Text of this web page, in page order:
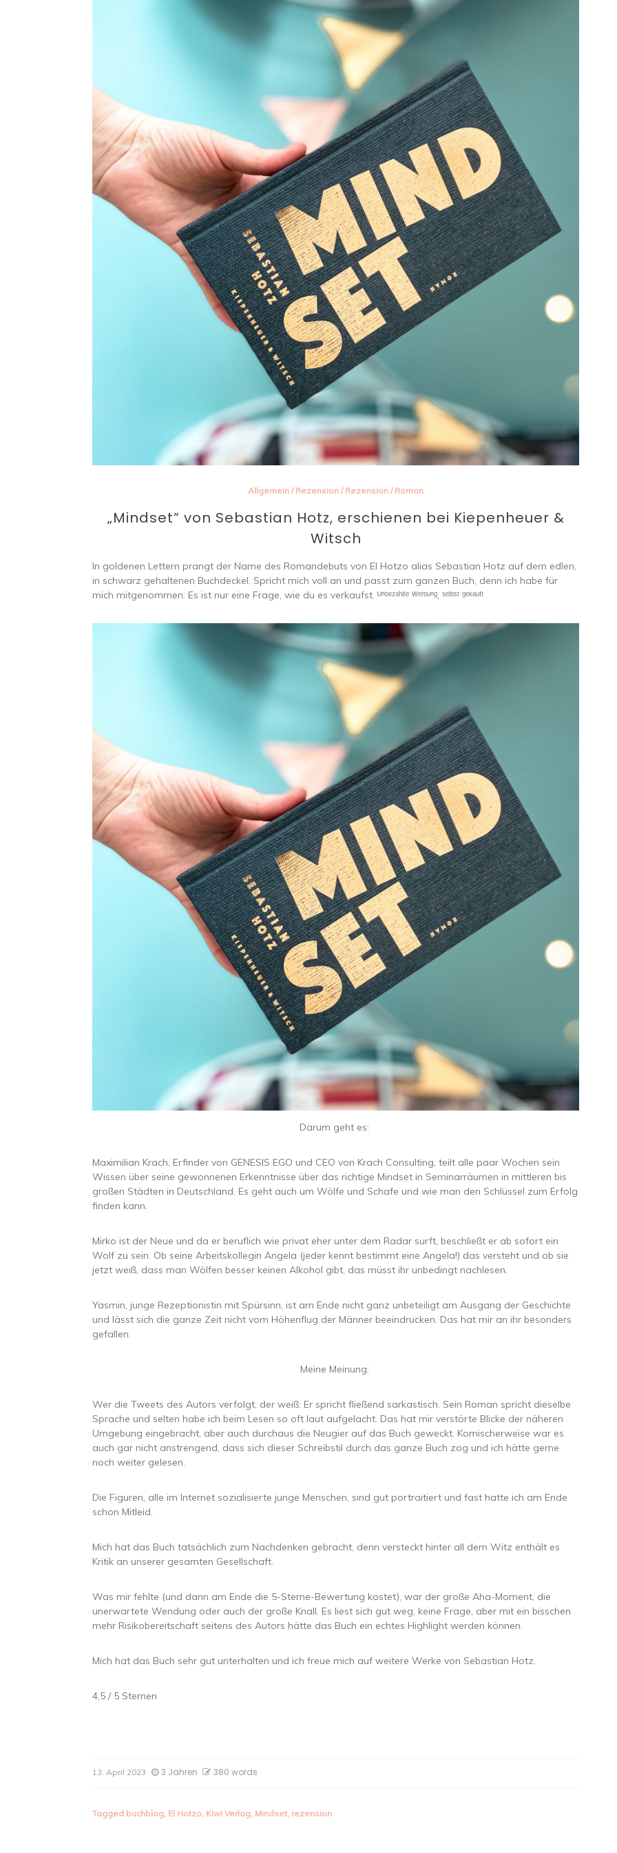
Allgemein / Rezension / Rezension / Roman
„Mindset“ von Sebastian Hotz, erschienen bei Kiepenheuer &
Witsch
In goldenen Lettern prangt der Name des Romandebuts von El Hotzo alias Sebastian Hotz auf dem edlen,
in schwarz gehaltenen Buchdeckel. Spricht mich voll an und passt zum ganzen Buch, denn ich habe für
mich mitgenommen: Es ist nur eine Frage, wie du es verkaufst. ᵁⁿᵇᵉᶻᵃʰˡᵗᵉ ᵂᵉʳᵇᵘⁿᵍ, ˢᵉˡᵇˢᵗ ᵍᵉᵏᵃᵘᶠᵗ
Darum geht es:
Maximilian Krach, Erfinder von GENESIS EGO und CEO von Krach Consulting, teilt alle paar Wochen sein
Wissen über seine gewonnenen Erkenntnisse über das richtige Mindset in Seminarräumen in mittleren bis
großen Städten in Deutschland. Es geht auch um Wölfe und Schafe und wie man den Schlüssel zum Erfolg
finden kann.
Mirko ist der Neue und da er beruflich wie privat eher unter dem Radar surft, beschließt er ab sofort ein
Wolf zu sein. Ob seine Arbeitskollegin Angela (jeder kennt bestimmt eine Angela!) das versteht und ob sie
jetzt weiß, dass man Wölfen besser keinen Alkohol gibt, das müsst ihr unbedingt nachlesen.
Yasmin, junge Rezeptionistin mit Spürsinn, ist am Ende nicht ganz unbeteiligt am Ausgang der Geschichte
und lässt sich die ganze Zeit nicht vom Höhenflug der Männer beeindrucken. Das hat mir an ihr besonders
gefallen.
Meine Meinung:
Wer die Tweets des Autors verfolgt, der weiß: Er spricht fließend sarkastisch. Sein Roman spricht dieselbe
Sprache und selten habe ich beim Lesen so oft laut aufgelacht. Das hat mir verstörte Blicke der näheren
Umgebung eingebracht, aber auch durchaus die Neugier auf das Buch geweckt. Komischerweise war es
auch gar nicht anstrengend, dass sich dieser Schreibstil durch das ganze Buch zog und ich hätte gerne
noch weiter gelesen.
Die Figuren, alle im Internet sozialisierte junge Menschen, sind gut portraitiert und fast hatte ich am Ende
schon Mitleid.
Mich hat das Buch tatsächlich zum Nachdenken gebracht, denn versteckt hinter all dem Witz enthält es
Kritik an unserer gesamten Gesellschaft.
Was mir fehlte (und dann am Ende die 5-Sterne-Bewertung kostet), war der große Aha-Moment, die
unerwartete Wendung oder auch der große Knall. Es liest sich gut weg, keine Frage, aber mit ein bisschen
mehr Risikobereitschaft seitens des Autors hätte das Buch ein echtes Highlight werden können.
Mich hat das Buch sehr gut unterhalten und ich freue mich auf weitere Werke von Sebastian Hotz.
4,5 / 5 Sternen
13. April 2023 3 Jahren 380 words
Tagged buchblog, El Hotzo, Kiwi Verlag, Mindset, rezension